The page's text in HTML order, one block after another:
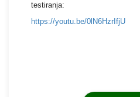
testiranja:
https://youtu.be/0lN6HzrIfjU